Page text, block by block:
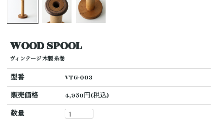
WOOD SPOOL
ヴィンテージ 木製 糸巻
型番
VTG-003
販売価格
4,950円(税込)
数量